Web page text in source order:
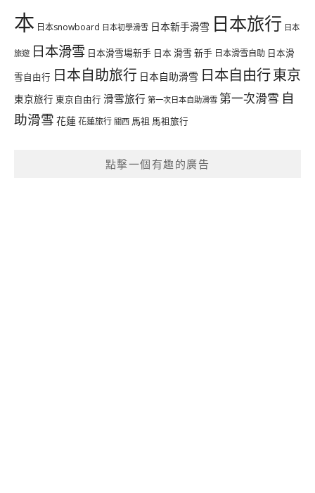
本 日本snowboard 日本初學滑雪 日本新手滑雪 日本旅行 日本
旅遊 日本滑雪 日本滑雪場新手 日本 滑雪 新手 日本滑雪自助 日本滑
雪自由行 日本自助旅行 日本自助滑雪 日本自由行東京
東京旅行 東京自由行 滑雪旅行 第一次日本自助滑雪 第一次滑雪 自
助滑雪 花蓮花蓮旅行 關西 馬祖 馬祖旅行
點擊一個有趣的廣告